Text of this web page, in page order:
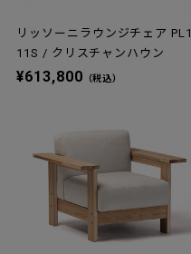
リッソーニラウンジチェア PL1
11S / クリスチャンハウン
¥613,800 （税込）